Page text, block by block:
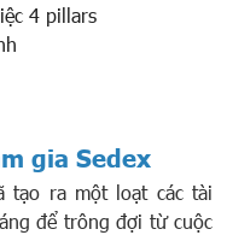
4 pillars
gia Sedex
tạo ra một loạt các tài
để trông đợi từ cuộc